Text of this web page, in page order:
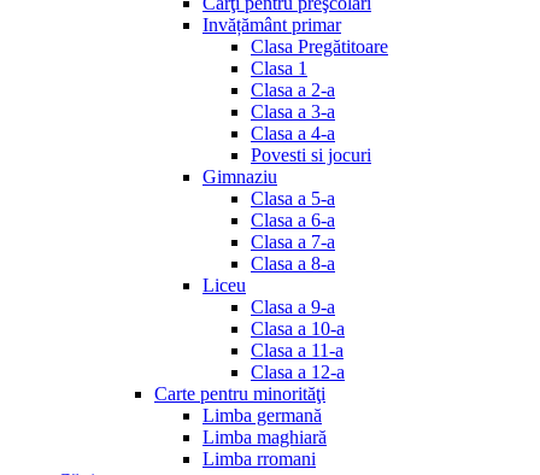
Invățământ primar
Clasa Pregătitoare
Clasa 1
Clasa a 2-a
Clasa a 3-a
Clasa a 4-a
Povesti si jocuri
Gimnaziu
Clasa a 5-a
Clasa a 6-a
Clasa a 7-a
Clasa a 8-a
Liceu
Clasa a 9-a
Clasa a 10-a
Clasa a 11-a
Clasa a 12-a
Carte pentru minorităţi
Limba germană
Limba maghiară
Limba rromani